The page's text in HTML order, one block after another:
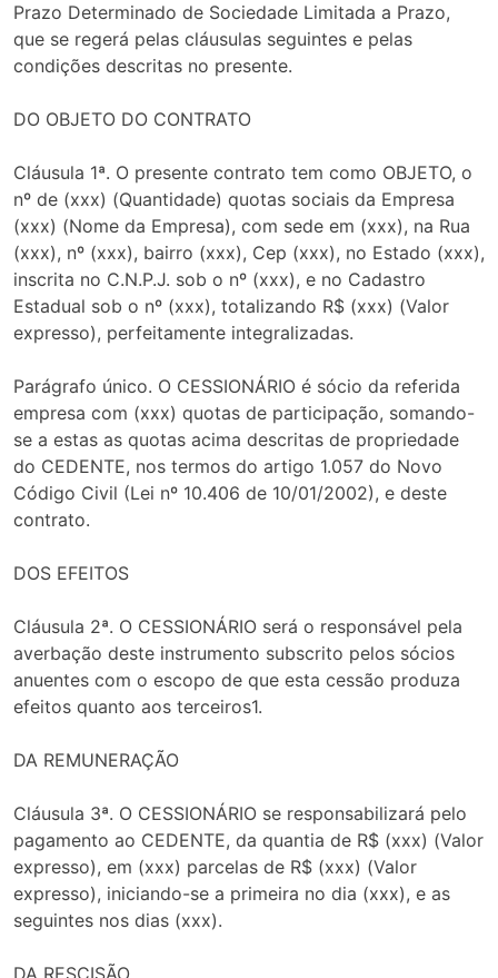
Prazo Determinado de Sociedade Limitada a Prazo,
que se regerá pelas cláusulas seguintes e pelas
condições descritas no presente.
DO OBJETO DO CONTRATO
Cláusula 1ª. O presente contrato tem como OBJETO, o
nº de (xxx) (Quantidade) quotas sociais da Empresa
(xxx) (Nome da Empresa), com sede em (xxx), na Rua
(xxx), nº (xxx), bairro (xxx), Cep (xxx), no Estado (xxx),
inscrita no C.N.P.J. sob o nº (xxx), e no Cadastro
Estadual sob o nº (xxx), totalizando R$ (xxx) (Valor
expresso), perfeitamente integralizadas.
Parágrafo único. O CESSIONÁRIO é sócio da referida
empresa com (xxx) quotas de participação, somando-
se a estas as quotas acima descritas de propriedade
do CEDENTE, nos termos do artigo 1.057 do Novo
Código Civil (Lei nº 10.406 de 10/01/2002), e deste
contrato.
DOS EFEITOS
Cláusula 2ª. O CESSIONÁRIO será o responsável pela
averbação deste instrumento subscrito pelos sócios
anuentes com o escopo de que esta cessão produza
efeitos quanto aos terceiros1.
DA REMUNERAÇÃO
Cláusula 3ª. O CESSIONÁRIO se responsabilizará pelo
pagamento ao CEDENTE, da quantia de R$ (xxx) (Valor
expresso), em (xxx) parcelas de R$ (xxx) (Valor
expresso), iniciando-se a primeira no dia (xxx), e as
seguintes nos dias (xxx).